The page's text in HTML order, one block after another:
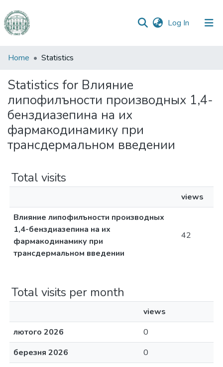
Log In (current)
Communities
Collections
All of DSpace
Home Statistics
Statistics for Влияние
липофилъности производных 1,4-
бенздиазепина на их
фармакодинамику при
трансдермальном введении
Total visits
views
Влияние липофилъности производных
1,4-бенздиазепина на их
фармакодинамику при
трансдермальном введении
42
Total visits per month
views
лютого 2026
0
березня 2026
0